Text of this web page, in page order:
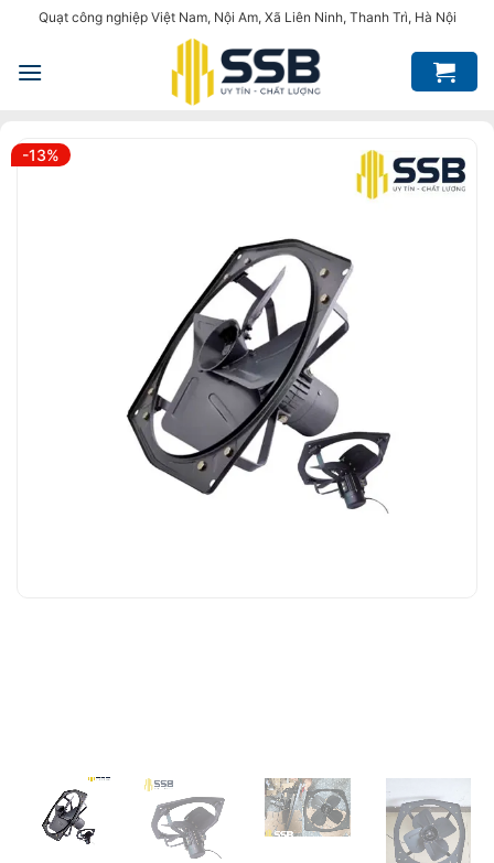
nội
Quạt công nghiệp Việt Nam, Nội Am, Xã Liên Ninh, Thanh Trì, Hà Nội
-13%